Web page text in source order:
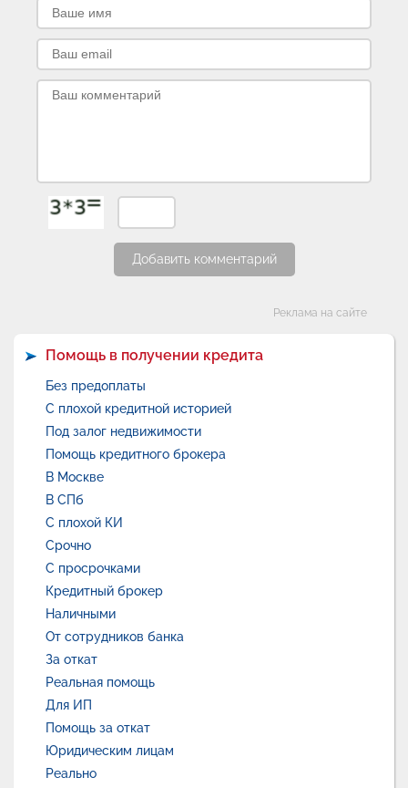
Добавить комментарий
Реклама на сайте
Помощь в получении кредита
Без предоплаты
С плохой кредитной историей
Под залог недвижимости
Помощь кредитного брокера
В Москве
В СПб
С плохой КИ
Срочно
С просрочками
Кредитный брокер
Наличными
От сотрудников банка
За откат
Реальная помощь
Для ИП
Помощь за откат
Юридическим лицам
Реально